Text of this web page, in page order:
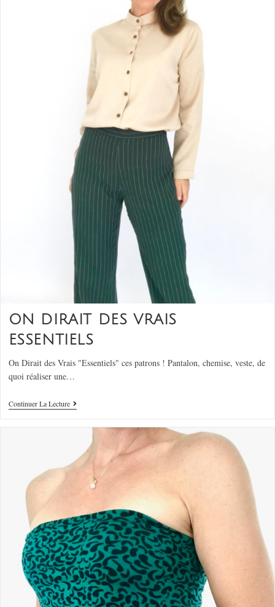
ON DIRAIT DES VRAIS
ESSENTIELS
On Dirait des Vrais "Essentiels" ces patrons ! Pantalon, chemise, veste, de
quoi réaliser une…
Continuer La Lecture